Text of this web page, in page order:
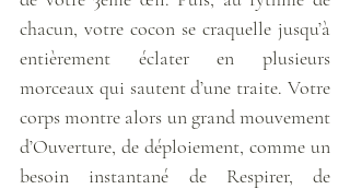
chacun, votre cocon se craquelle jusqu’à
entièrement éclater en plusieurs
morceaux qui sautent d’une traite. Votre
corps montre alors un grand mouvement
d’Ouverture, de déploiement, comme un
besoin instantané de Respirer, de